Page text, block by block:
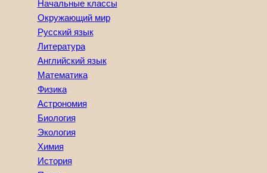
Начальные классы
Окружающий мир
Русский язык
Литература
Английский язык
Математика
Физика
Астрономия
Биология
Экология
Химия
История